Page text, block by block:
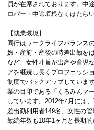
員が在席されております。中
ロパー・中途垣根なくはたら
【就業環境】
同行はワークライフバランス
娠・産前・産後の時差出勤を
など、女性社員が出産や育児
アを継続し長くプロフェッシ
制度でバックアップしていま
業の目印である「くるみんマ
しています。2012年4月には
差出勤利用者149名、女性の
勤続年数も10年1ヶ月と長期的